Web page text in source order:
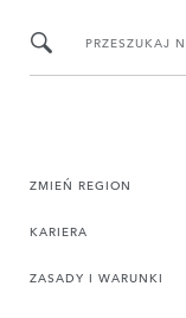
PRZESZUKAJ
ZMIEŃ REGION
KARIERA
ZASADY I WARUNKI